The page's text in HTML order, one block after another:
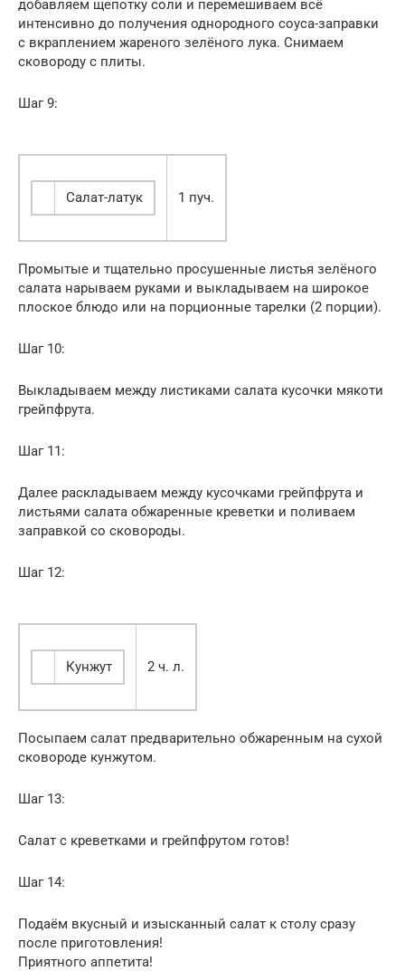
добавляем щепотку соли и перемешиваем всё
интенсивно до получения однородного соуса-заправки
с вкраплением жареного зелёного лука. Снимаем
сковороду с плиты.
Шаг 9:
Салат-латук 1 пуч.
Промытые и тщательно просушенные листья зелёного
салата нарываем руками и выкладываем на широкое
плоское блюдо или на порционные тарелки (2 порции).
Шаг 10:
Выкладываем между листиками салата кусочки мякоти
грейпфрута.
Шаг 11:
Далее раскладываем между кусочками грейпфрута и
листьями салата обжаренные креветки и поливаем
заправкой со сковороды.
Шаг 12:
Кунжут 2 ч. л.
Посыпаем салат предварительно обжаренным на сухой
сковороде кунжутом.
Шаг 13:
Салат с креветками и грейпфрутом готов!
Шаг 14:
Подаём вкусный и изысканный салат к столу сразу
после приготовления!
Приятного аппетита!